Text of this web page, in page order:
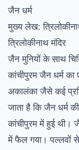
जैन धर्म
मुख्य लेख:
त्रिलोकीनाथ मंदिर
जैन मुनियों के साथ
कांचीपुरम जैन धर्म
अकालंका जैसे कई
जाता है कि जैन धर्म
कांचीपुरम में हुई थी।
में फैल गया। पल्लवों